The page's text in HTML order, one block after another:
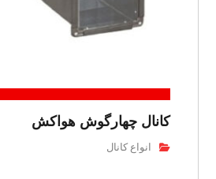
کانال چهارگوش هواکش
انواع کانال